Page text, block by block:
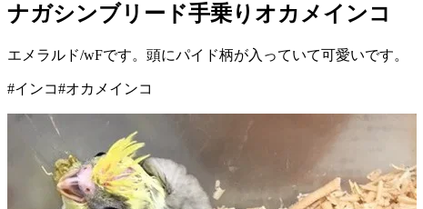
ナガシンブリード手乗りオカメインコ
エメラルド/wFです。頭にパイド柄が入っていて可愛いです。
#インコ#オカメインコ